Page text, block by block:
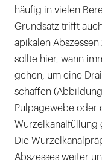
häufig in vielen
Grundsatz trifft
apikalen
sollte hier, wann
gehen, um eine
schaffen
Pulpagewebe oder
Wurzelkanalfüllung
Die
Abszesses weiter